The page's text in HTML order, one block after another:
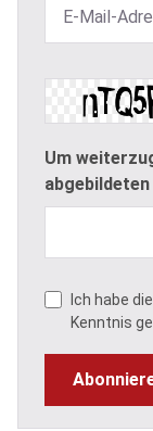
Um
Ich habe die
Kenntnis